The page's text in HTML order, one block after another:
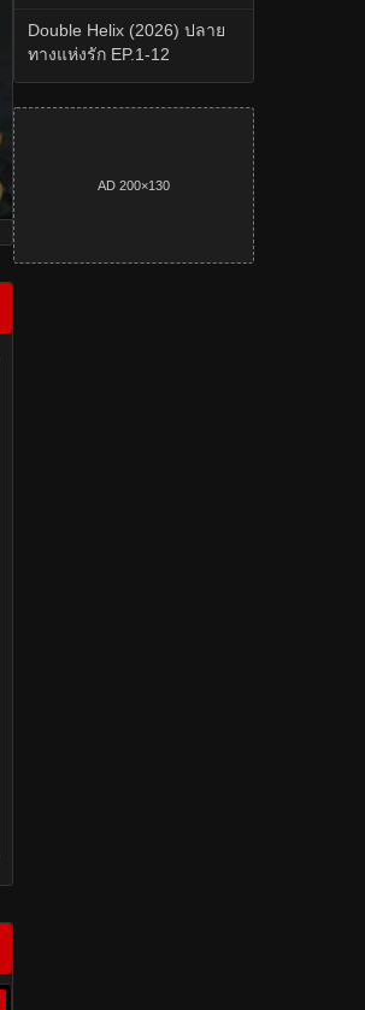
Double Helix (2026) ปลาย
ทางแห่งรัก EP.1-12
AD 200×130